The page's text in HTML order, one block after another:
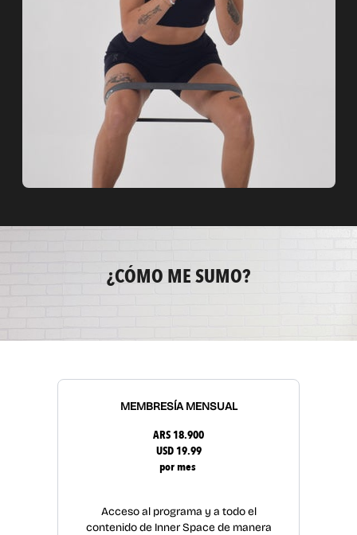
¿CÓMO ME SUMO?
MEMBRESÍA MENSUAL
ARS 18.900
USD 19.99
por mes
Acceso al programa y a todo el
contenido de Inner Space de manera